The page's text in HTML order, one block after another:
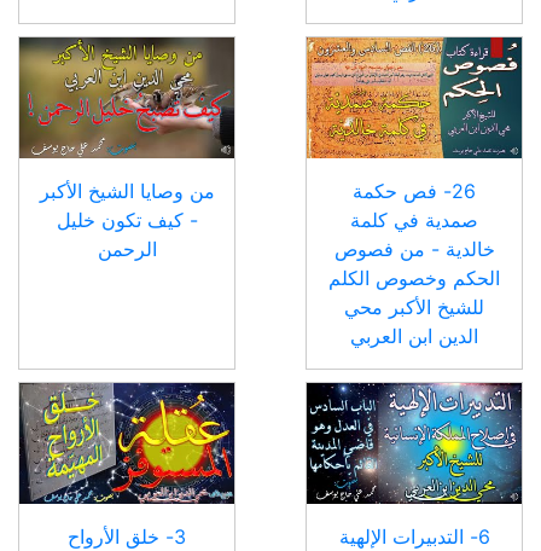
26- فص حكمة
صمدية في كلمة
خالدية - من فصوص
الحكم وخصوص الكلم
للشيخ الأكبر محي
الدين ابن العربي
من وصايا الشيخ الأكبر
- كيف تكون خليل
الرحمن
6- التدبيرات الإلهية
3- خلق الأرواح